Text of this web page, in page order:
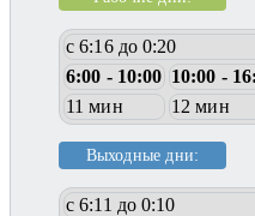
с 6:16 до 0:20
6:00 - 10:00 10:00 -
11 мин
12 мин
Выходные дни:
с 6:11 до 0:10